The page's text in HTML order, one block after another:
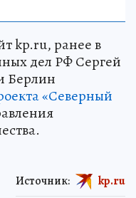
kp.ru, ранее в
дел РФ Сергей
Берлин
«Северный
Источник: kp.ru